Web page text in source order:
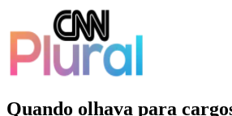
Quando olhava para